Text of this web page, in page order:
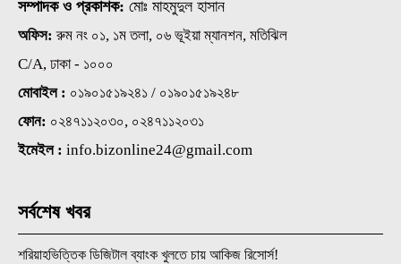
সম্পাদক ও প্রকাশক: মোঃ মাহমুদুল হাসান
অফিস:রুম নং ০১, ১ম তলা, ০৬ ভূইয়া ম্যানশন, মতিঝিল
C/A, ঢাকা - ১০০০
মোবাইল : ০১৯০১৫১৯২৪১ / ০১৯০১৫১৯২৪৮
ফোন: ০২৪৭১১২০৩০, ০২৪৭১১২০৩১
ইমেইল : info.bizonline24@gmail.com
সর্বশেষ খবর
শরিয়াহভিত্তিক ডিজিটাল ব্যাংক খুলতে চায় আকিজ রিসোর্স!